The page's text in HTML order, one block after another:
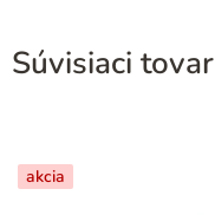
Súvisiaci tovar
akcia